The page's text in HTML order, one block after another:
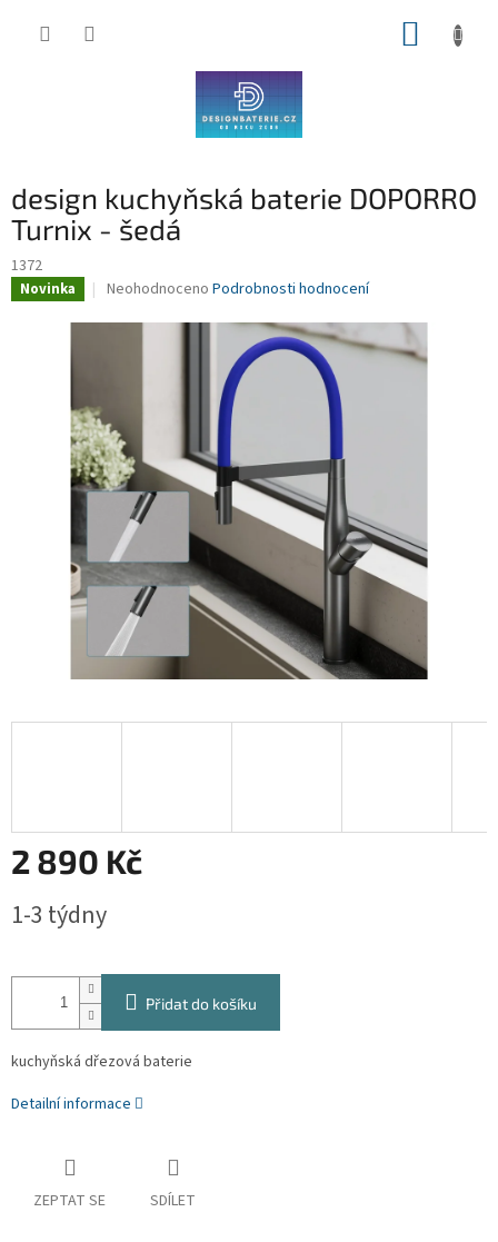
design kuchyňská baterie DOPORRO
Turnix - šedá
1372
Novinka
Průměrné
produktu
hvězdiček.
Neohodnoceno Podrobnosti hodnocení
2 890 Kč
cena:
1-3 týdny
Přidat do košíku
kuchyňská dřezová baterie
Detailní informace
ZEPTAT SE SDÍLET